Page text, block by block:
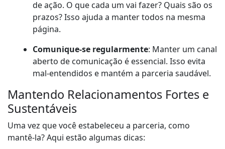
de ação. O que cada um vai fazer? Quais são os
prazos? Isso ajuda a manter todos na mesma
página.
Comunique-se regularmente: Manter um canal
aberto de comunicação é essencial. Isso evita
mal-entendidos e mantém a parceria saudável.
Mantendo Relacionamentos Fortes e
Sustentáveis
Uma vez que você estabeleceu a parceria, como
mantê-la? Aqui estão algumas dicas: